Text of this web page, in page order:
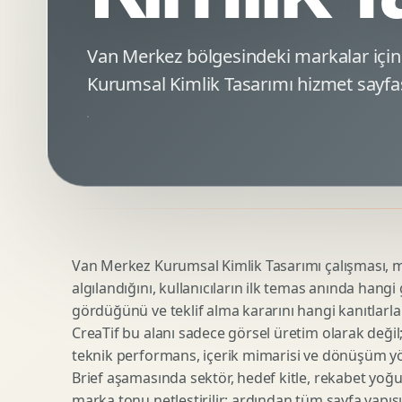
Minimal Logo Tasarimi
Amblem Tasarimi
Logo Revizyonu
Tipografik Logo Tasarimi
Startup Logo Tasarimi
Google Ads Reklam Tasarimi
Kampanya Stratejisi
Performans Reklam Kreatifleri
SEO Denetimi
E Ticaret SEO
Urun Gorsellestirme
3D Reklam Gorseli
Cgi Kampanya Gorseli
Motion 3D
3D Karakter Tasarimi
Van Merkez bölgesindeki markalar
Kurumsal Kimlik Tasarımı hizmet
Van Merkez Kurumsal Kimlik Tasarımı çalışması,
algılandığını, kullanıcıların ilk temas anında
gördüğünü ve teklif alma kararını hangi
CreaTif bu alanı sadece görsel üretim olarak
teknik performans, içerik mimarisi ve dönüşüm
Brief aşamasında sektör, hedef kitle, rekabet